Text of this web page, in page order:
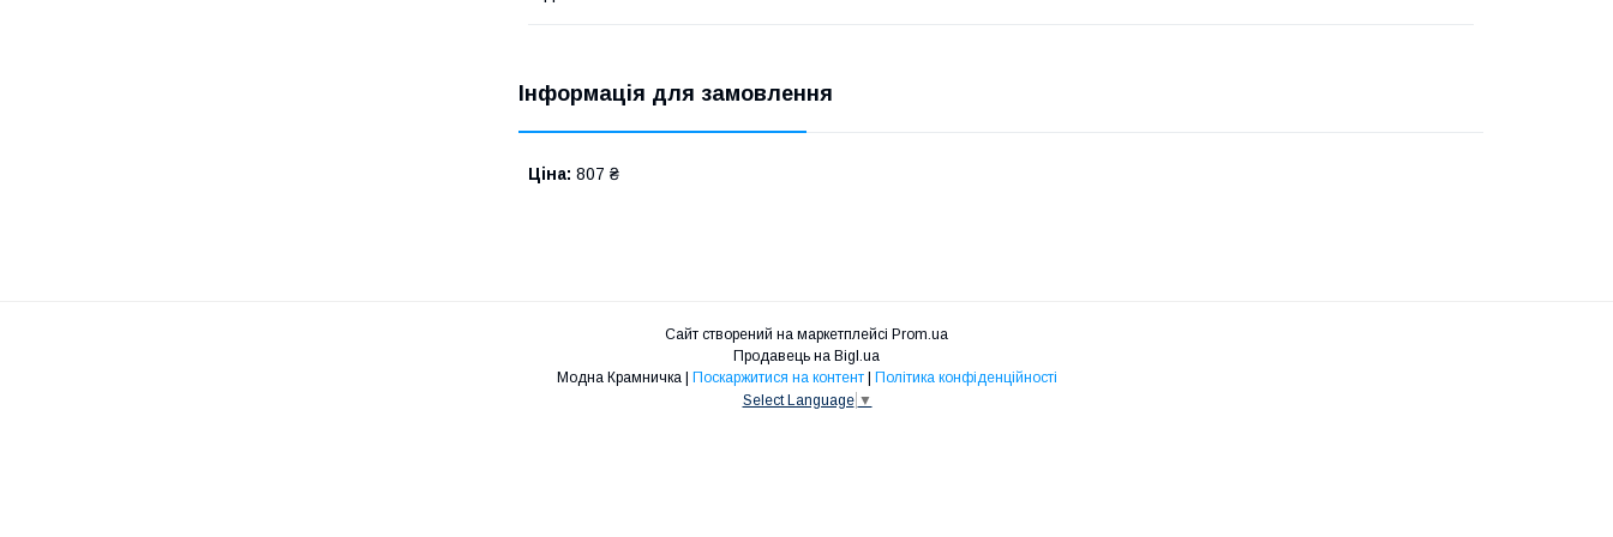
Інформація для замовлення
Ціна: 807 ₴
Сайт створений на маркетплейсі Prom.ua
Продавець на Bigl.ua
Модна Крамничка | Поскаржитися на контент | Політика конфіденційності
Select Language ▼